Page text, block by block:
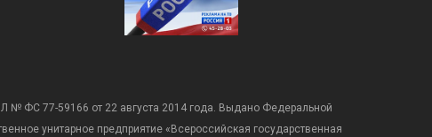
№ ФС 77-59166 от 22 августа 2014 года. Выдано Федеральной
унитарное предприятие «Всероссийская государственная